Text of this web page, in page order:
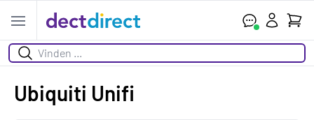
Open menu
Zoeken
Ubiquiti Unifi